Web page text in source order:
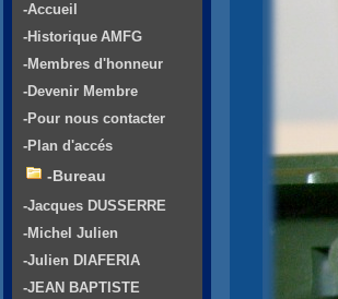
-Accueil
-Historique AMFG
-Membres d'honneur
-Devenir Membre
-Pour nous contacter
-Plan d'accés
-Bureau
-Jacques DUSSERRE
-Michel Julien
-Julien DIAFERIA
-JEAN BAPTISTE